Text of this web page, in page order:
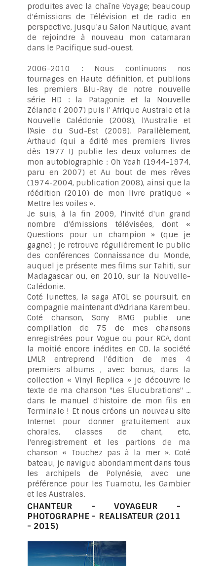
produites avec la chaîne Voyage; beaucoup
d'émissions de Télévision et de radio en
perspective, jusqu'au Salon Nautique, avant
de rejoindre à nouveau mon catamaran
dans le Pacifique sud-ouest.
2006-2010 : Nous continuons nos
tournages en Haute définition, et publions
les premiers Blu-Ray de notre nouvelle
série HD : la Patagonie et la Nouvelle
Zélande ( 2007) puis l' Afrique Australe et la
Nouvelle Calédonie (2008), l'Australie et
l'Asie du Sud-Est (2009). Parallèlement,
Arthaud (qui a édité mes premiers livres
dès 1977 !) publie les deux volumes de
mon autobiographie : Oh Yeah (1944-1974,
paru en 2007) et Au bout de mes rêves
(1974-2004, publication 2008), ainsi que la
réédition (2010) de mon livre pratique «
Mettre les voiles ».
Je suis, à la fin 2009, l'invité d'un grand
nombre d'émissions télévisées, dont «
Questions pour un champion » (que je
gagne) ; je retrouve régulièrement le public
des conférences Connaissance du Monde,
auquel je présente mes films sur Tahiti, sur
Madagascar ou, en 2010, sur la Nouvelle-
Calédonie.
Coté lunettes, la saga ATOL se poursuit, en
compagnie maintenant d'Adriana Karembeu.
Coté chanson, Sony BMG publie une
compilation de 75 de mes chansons
enregistrées pour Vogue ou pour RCA, dont
la moitié encore inédites en CD. la société
LMLR entreprend l'édition de mes 4
premiers albums , avec bonus, dans la
collection « Vinyl Replica » je découvre le
texte de ma chanson "Les Elucubrations" ...
dans le manuel d'histoire de mon fils en
Terminale ! Et nous créons un nouveau site
Internet pour donner gratuitement aux
chorales, classes de chant, etc,
l'enregistrement et les partions de ma
chanson « Touchez pas à la mer ». Coté
bateau, je navigue abondamment dans tous
les archipels de Polynésie, avec une
préférence pour les Tuamotu, les Gambier
et les Australes.
CHANTEUR - VOYAGEUR -
PHOTOGRAPHE - REALISATEUR (2011
- 2015)